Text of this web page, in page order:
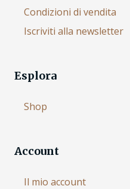
Condizioni di vendita
Iscriviti alla newsletter
Esplora
Shop
Account
Il mio account